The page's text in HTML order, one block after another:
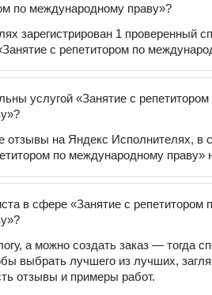
по международному праву»?
зарегистрирован 1 проверенный
с репетитором по
услугой «Занятие с репетитором
отзывы на Яндекс Исполнителях, в
по международному праву»
в сфере «Занятие с репетитором
а можно создать заказ — тогда
выбрать лучшего из лучших,
отзывы и примеры работ.